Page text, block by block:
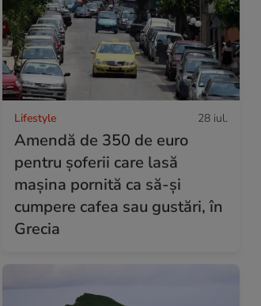
Lifestyle 28 iul.
Amendă de 350 de euro
pentru șoferii care lasă
mașina pornită ca să-și
cumpere cafea sau gustări, în
Grecia